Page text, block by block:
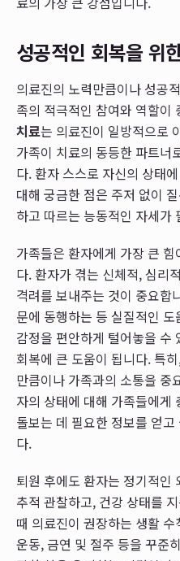
성공적인 회복을 위
의료진의 노력만큼이나 성공
족의 적극적인 참여와 역할이
치료는 의료진이 일방적으로
가족이 치료의 동등한 파트너
다. 환자 스스로 자신의 상태
대해 궁금한 점은 주저 없이
하고 따르는 능동적인 자세가
가족들은 환자에게 가장 큰
다. 환자가 겪는 신체적, 심리
격려를 보내주는 것이 중요합
문에 동행하는 등 실질적인
감정을 편안하게 털어놓을 수
회복에 큰 도움이 됩니다. 특
만큼이나 가족과의 소통을 중
자의 상태에 대해 가족들에게
돌보는 데 필요한 정보를 얻
다.
퇴원 후에도 환자는 정기적인
추적 관찰하고, 건강 상태를
때 의료진이 권장하는 생활
운동, 금연 및 절주 등을 꾸준